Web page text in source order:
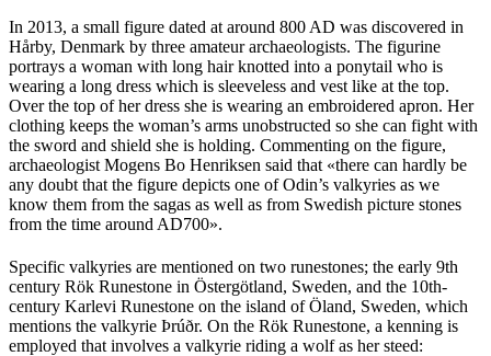
In 2013, a small figure dated at around 800 AD was discovered in
Hårby, Denmark by three amateur archaeologists. The figurine
portrays a woman with long hair knotted into a ponytail who is
wearing a long dress which is sleeveless and vest like at the top.
Over the top of her dress she is wearing an embroidered apron. Her
clothing keeps the woman’s arms unobstructed so she can fight with
the sword and shield she is holding. Commenting on the figure,
archaeologist Mogens Bo Henriksen said that «there can hardly be
any doubt that the figure depicts one of Odin’s valkyries as we
know them from the sagas as well as from Swedish picture stones
from the time around AD700».
Specific valkyries are mentioned on two runestones; the early 9th
century Rök Runestone in Östergötland, Sweden, and the 10th-
century Karlevi Runestone on the island of Öland, Sweden, which
mentions the valkyrie Þrúðr. On the Rök Runestone, a kenning is
employed that involves a valkyrie riding a wolf as her steed: